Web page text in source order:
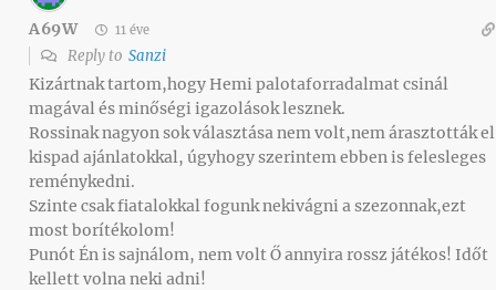
A69W 11 éve
Reply to Sanzi
Kizártnak tartom,hogy Hemi palotaforradalmat csinál
magával és minőségi igazolások lesznek.
Rossinak nagyon sok választása nem volt,nem árasztották el
kispad ajánlatokkal, úgyhogy szerintem ebben is felesleges
reménykedni.
Szinte csak fiatalokkal fogunk nekivágni a szezonnak,ezt
most borítékolom!
Punót Én is sajnálom, nem volt Ő annyira rossz játékos! Időt
kellett volna neki adni!